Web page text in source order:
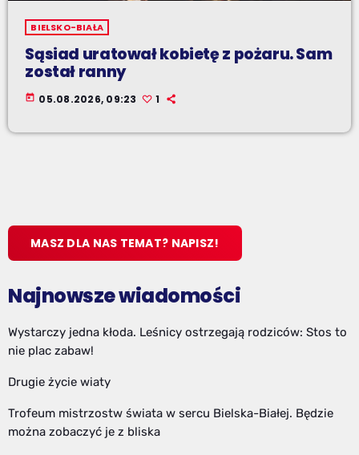
BIELSKO-BIAŁA
Sąsiad uratował kobietę z pożaru. Sam
został ranny
today 05.08.2026, 09:23 1
MASZ DLA NAS TEMAT? NAPISZ!
Najnowsze wiadomości
Wystarczy jedna kłoda. Leśnicy ostrzegają rodziców: Stos to
nie plac zabaw!
Drugie życie wiaty
Trofeum mistrzostw świata w sercu Bielska-Białej. Będzie
można zobaczyć je z bliska